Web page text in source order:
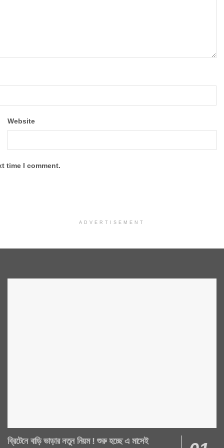
Website
time I comment.
ADVERTISEMENT
ব্রিটেনে বাড়ি ভাড়ার নতুন নিয়ম ! শুরু হচ্ছে এ মাসেই